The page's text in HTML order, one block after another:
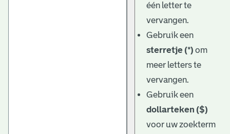
één letter te
vervangen.
Gebruik een
sterretje (*) om
meer letters te
vervangen.
Gebruik een
dollarteken ($)
voor uw zoekterm